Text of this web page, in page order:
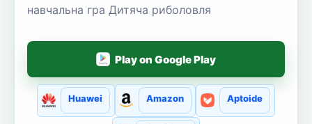
навчальна гра Дитяча риболовля
Play on Google Play
Huawei Amazon Aptoide